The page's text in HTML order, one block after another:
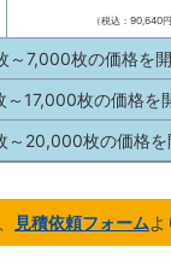
（税込：90,640円
～7,000枚の価格を
17,000枚の価格を
～20,000枚の価格を
見積依頼フォームよ